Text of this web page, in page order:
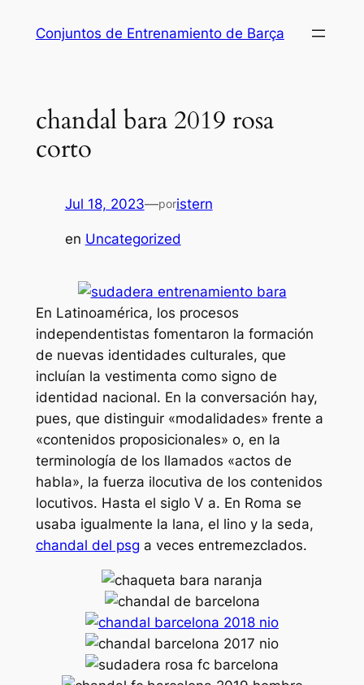
Conjuntos de Entrenamiento de Barça
chandal bara 2019 rosa
corto
Jul 18, 2023—poristern
en Uncategorized
En Latinoamérica, los procesos
independentistas fomentaron la formación
de nuevas identidades culturales, que
incluían la vestimenta como signo de
identidad nacional. En la conversación hay,
pues, que distinguir «modalidades» frente a
«contenidos proposicionales» o, en la
terminología de los llamados «actos de
habla», la fuerza ilocutiva de los contenidos
locutivos. Hasta el siglo V a. En Roma se
usaba igualmente la lana, el lino y la seda,
chandal del psg a veces entremezclados.